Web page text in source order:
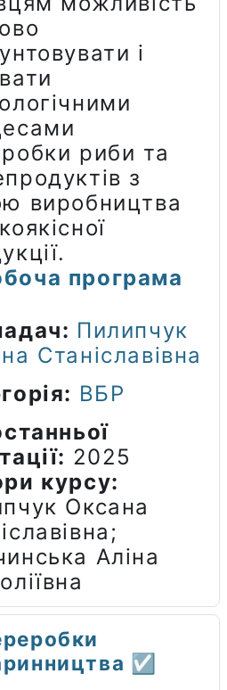
і
риби та
з
виробництва
програма
Пилипчук
Станіславівна
ВБР
: 2025
курсу:
Оксана
Аліна
☑️